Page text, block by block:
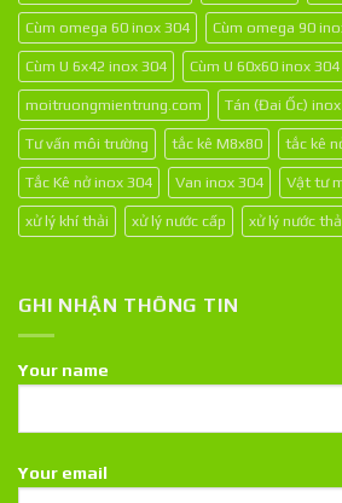
Cùm omega 60 inox 304 Cùm omega 90
Cùm U 6x42 inox 304 Cùm U 60x60 inox 304
moitruongmientrung.com Tán (Đai Ốc)
Tư vấn môi trường tắc kê M8x80 tắc kê
Tắc Kê nở inox 304 Van inox 304 Vật tư
xử lý khí thải xử lý nước cấp xử lý nước
GHI NHẬN THÔNG TIN
Your name
Your email